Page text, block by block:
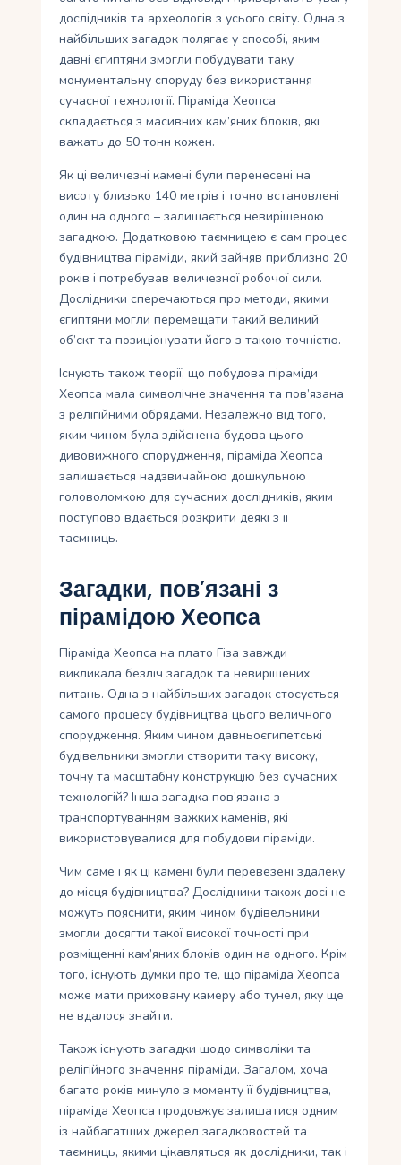
дослідників та археологів з усього світу. Одна з
найбільших загадок полягає у способі, яким
давні єгиптяни змогли побудувати таку
монументальну споруду без використання
сучасної технології. Піраміда Хеопса
складається з масивних кам’яних блоків, які
важать до 50 тонн кожен.
Як ці величезні камені були перенесені на
висоту близько 140 метрів і точно встановлені
один на одного – залишається невирішеною
загадкою. Додатковою таємницею є сам процес
будівництва піраміди, який зайняв приблизно 20
років і потребував величезної робочої сили.
Дослідники сперечаються про методи, якими
єгиптяни могли перемещати такий великий
об’єкт та позиціонувати його з такою точністю.
Існують також теорії, що побудова піраміди
Хеопса мала символічне значення та пов’язана
з релігійними обрядами. Незалежно від того,
яким чином була здійснена будова цього
дивовижного спорудження, піраміда Хеопса
залишається надзвичайною дошкульною
головоломкою для сучасних дослідників, яким
поступово вдається розкрити деякі з її
таємниць.
Загадки, пов’язані з
пірамідою Хеопса
Піраміда Хеопса на плато Гіза завжди
викликала безліч загадок та невирішених
питань. Одна з найбільших загадок стосується
самого процесу будівництва цього величного
спорудження. Яким чином давньоєгипетські
будівельники змогли створити таку високу,
точну та масштабну конструкцію без сучасних
технологій? Інша загадка пов’язана з
транспортуванням важких каменів, які
використовувалися для побудови піраміди.
Чим саме і як ці камені були перевезені здалеку
до місця будівництва? Дослідники також досі не
можуть пояснити, яким чином будівельники
змогли досягти такої високої точності при
розміщенні кам’яних блоків один на одного. Крім
того, існують думки про те, що піраміда Хеопса
може мати приховану камеру або тунел, яку ще
не вдалося знайти.
Також існують загадки щодо символіки та
релігійного значення піраміди. Загалом, хоча
багато років минуло з моменту її будівництва,
піраміда Хеопса продовжує залишатися одним
із найбагатших джерел загадковостей та
таємниць, якими цікавляться як дослідники, так і